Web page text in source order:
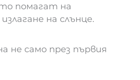
помагат на
на слънце.
не само през първия